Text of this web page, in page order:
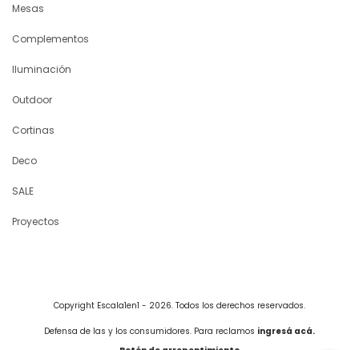
Mesas
Complementos
Iluminación
Outdoor
Cortinas
Deco
SALE
Proyectos
Copyright Escala1en1 - 2026. Todos los derechos reservados.
Defensa de las y los consumidores. Para reclamos ingresá acá.